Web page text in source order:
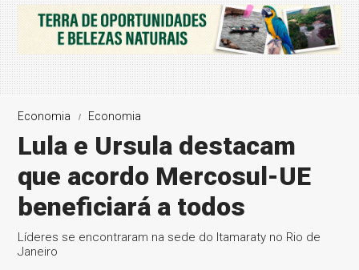
Economia Economia
Lula e Ursula destacam
que acordo Mercosul-UE
beneficiará a todos
Líderes se encontraram na sede do Itamaraty no Rio de
Janeiro